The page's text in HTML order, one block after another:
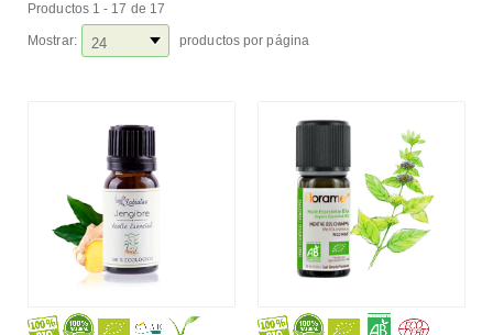
AYUDA
Productos 1 - 17 de 17
Mostrar: productos por página